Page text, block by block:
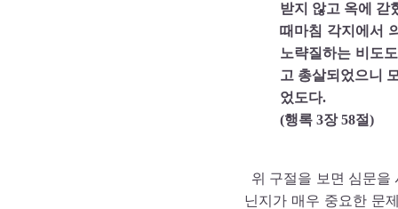
받지 않고 옥에 갇
때마침 각지에서
노략질하는 비도
고 총살되었으니
었도다.
(행록 3장 58절)
위 구절을 보면 심문을
닌지가 매우 중요한 문